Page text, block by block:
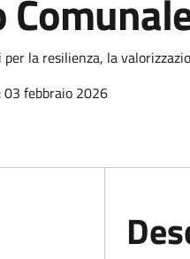
la resilienza, la
03 febbraio 2026